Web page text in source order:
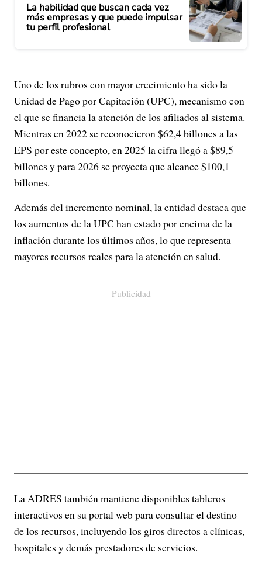
La habilidad que buscan cada vez
más empresas y que puede impulsar
tu perfil profesional
Uno de los rubros con mayor crecimiento ha sido la
Unidad de Pago por Capitación (UPC), mecanismo con
el que se financia la atención de los afiliados al sistema.
Mientras en 2022 se reconocieron $62,4 billones a las
EPS por este concepto, en 2025 la cifra llegó a $89,5
billones y para 2026 se proyecta que alcance $100,1
billones.
Además del incremento nominal, la entidad destaca que
los aumentos de la UPC han estado por encima de la
inflación durante los últimos años, lo que representa
mayores recursos reales para la atención en salud.
Publicidad
La ADRES también mantiene disponibles tableros
interactivos en su portal web para consultar el destino
de los recursos, incluyendo los giros directos a clínicas,
hospitales y demás prestadores de servicios.